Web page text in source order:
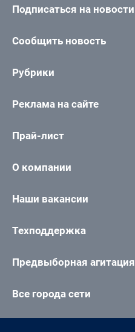
Подписаться на новости
Сообщить новость
Рубрики
Реклама на сайте
Прай-лист
О компании
Наши вакансии
Техподдержка
Предвыборная агитация
Все города сети